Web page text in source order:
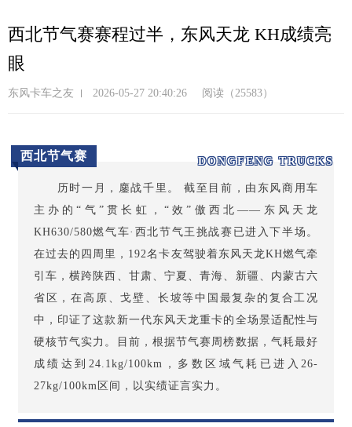
转
到
内
西北节气赛赛程过半，东风天龙 KH成绩亮
眼
东风卡车之友 2026-05-27 20:40:26 阅读（25583）
西北节气赛 DONGFENG TRUCKS
历时一月，鏖战千里。 截至目前，由东风商用车
主办的“气”贯长虹，“效”傲西北——东风天龙
KH630/580燃气车·西北节气王挑战赛已进入下半场。
在过去的四周里，192名卡友驾驶着东风天龙KH燃气牵
引车，横跨陕西、甘肃、宁夏、青海、新疆、内蒙古六
省区，在高原、戈壁、长坡等中国最复杂的复合工况
中，印证了这款新一代东风天龙重卡的全场景适配性与
硬核节气实力。目前，根据节气赛周榜数据，气耗最好
成绩达到24.1kg/100km，多数区域气耗已进入26-
27kg/100km区间，以实绩证言实力。